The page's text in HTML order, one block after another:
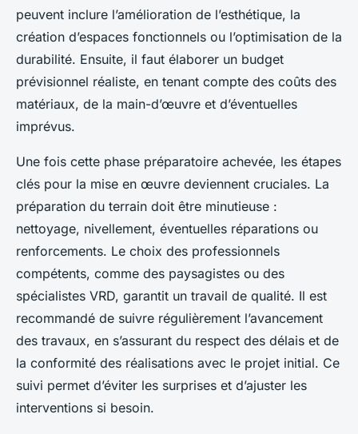
peuvent inclure l’amélioration de l’esthétique, la
création d’espaces fonctionnels ou l’optimisation de la
durabilité. Ensuite, il faut élaborer un budget
prévisionnel réaliste, en tenant compte des coûts des
matériaux, de la main-d’œuvre et d’éventuelles
imprévus.
Une fois cette phase préparatoire achevée, les étapes
clés pour la mise en œuvre deviennent cruciales. La
préparation du terrain doit être minutieuse :
nettoyage, nivellement, éventuelles réparations ou
renforcements. Le choix des professionnels
compétents, comme des paysagistes ou des
spécialistes VRD, garantit un travail de qualité. Il est
recommandé de suivre régulièrement l’avancement
des travaux, en s’assurant du respect des délais et de
la conformité des réalisations avec le projet initial. Ce
suivi permet d’éviter les surprises et d’ajuster les
interventions si besoin.